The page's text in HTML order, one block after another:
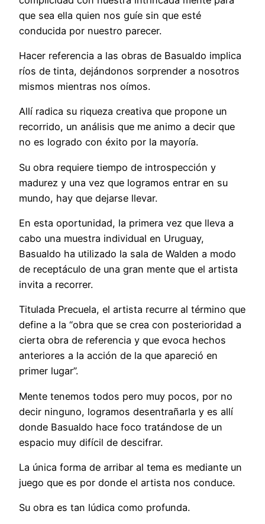
que sea ella quien nos guíe sin que esté
conducida por nuestro parecer.
Hacer referencia a las obras de Basualdo implica
ríos de tinta, dejándonos sorprender a nosotros
mismos mientras nos oímos.
Allí radica su riqueza creativa que propone un
recorrido, un análisis que me animo a decir que
no es logrado con éxito por la mayoría.
Su obra requiere tiempo de introspección y
madurez y una vez que logramos entrar en su
mundo, hay que dejarse llevar.
En esta oportunidad, la primera vez que lleva a
cabo una muestra individual en Uruguay,
Basualdo ha utilizado la sala de Walden a modo
de receptáculo de una gran mente que el artista
invita a recorrer.
Titulada Precuela, el artista recurre al término que
define a la “obra que se crea con posterioridad a
cierta obra de referencia y que evoca hechos
anteriores a la acción de la que apareció en
primer lugar”.
Mente tenemos todos pero muy pocos, por no
decir ninguno, logramos desentrañarla y es allí
donde Basualdo hace foco tratándose de un
espacio muy difícil de descifrar.
La única forma de arribar al tema es mediante un
juego que es por donde el artista nos conduce.
Su obra es tan lúdica como profunda.